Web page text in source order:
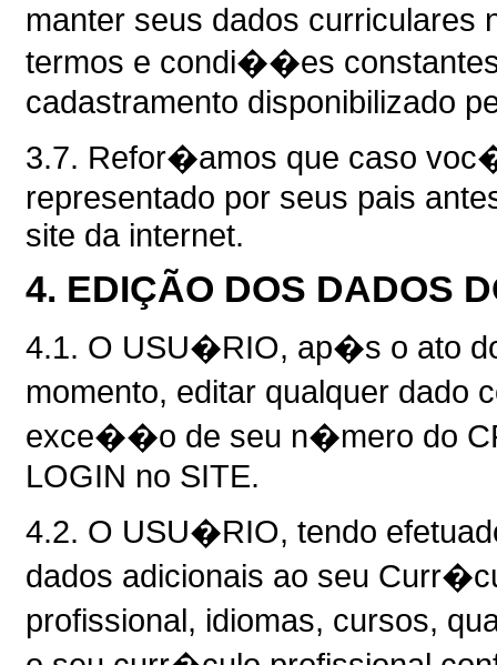
manter seus dados curriculares
termos e condi��es
cadastramento disponibilizado
3.7. Refor�amos que caso
representado por seus pais
site da internet.
4. EDIÇÃO DOS DADOS
4.1. O USU�RIO, ap�s o ato
momento, editar qualquer dado
exce��o de seu n�mero do
LOGIN no SITE.
4.2. O USU�RIO, tendo
dados adicionais ao seu
profissional, idiomas, cursos,